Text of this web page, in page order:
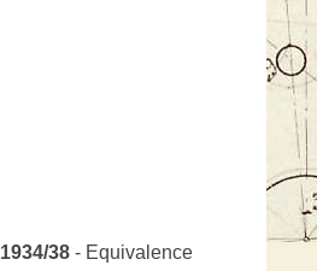
1934/38 - Equivalence